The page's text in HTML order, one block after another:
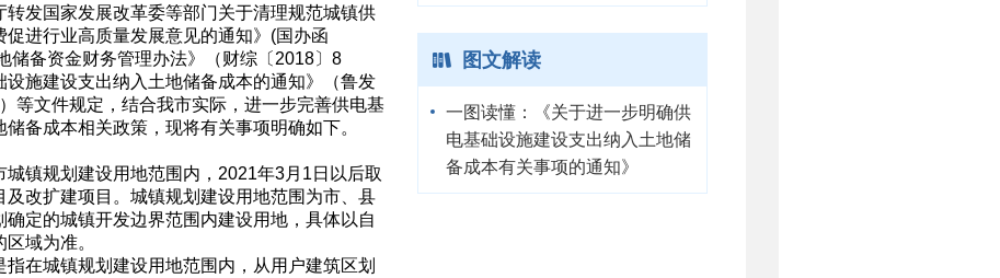
转发国家发展改革委等部门关于清理规范城镇供
促进行业高质量发展意见的通知》(国办函
储备资金财务管理办法》（财综〔2018〕8
设施建设支出纳入土地储备成本的通知》（鲁发
等文件规定，结合我市实际，进一步完善供电基
备成本相关政策，现将有关事项明确如下。
城镇规划建设用地范围内，2021年3月1日以后取
及改扩建项目。城镇规划建设用地范围为市、县
确定的城镇开发边界范围内建设用地，具体以自
域为准。
在城镇规划建设用地范围内，从用户建筑区划
图文解读
一图读懂：《关于进一步明确供
电基础设施建设支出纳入土地储
备成本有关事项的通知》